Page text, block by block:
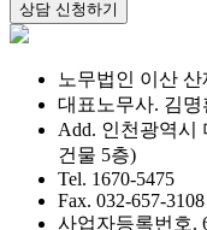
노무법인 이산 산
대표노무사. 김명
Add. 인천광역시
건물 5층)
Tel. 1670-5475
Fax. 032-657-3108
사업자등록번호.